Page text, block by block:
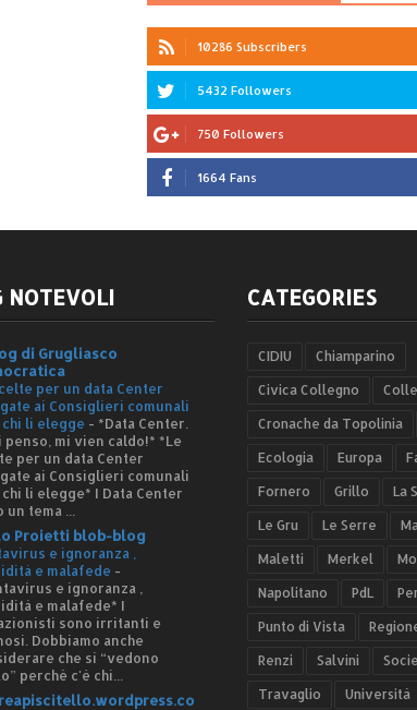
10286 Subscribers
5432 Followers
750 Followers
1664 Fans
NOTEVOLI
di Grugliasco
per un data Center
ai Consiglieri comunali
chi li elegge - *Data Center.
penso, mi vien caldo!* *Le
per un data Center
ai Consiglieri comunali
chi li elegge* I Data Center
un tema ...
Proietti blob-blog
e ignoranza ,
e malafede -
e ignoranza ,
e malafede* I
sono irritanti e
Dobbiamo anche
che si “vedono
perché c'è chi...
CATEGORIES
CIDIU Chiamparino
Civica Collegno
Cronache da Topolinia
Ecologia Europa
Fornero Grillo La
Le Gru Le Serre
Maletti Merkel
Napolitano PdL
Punto di Vista
Renzi Salvini
Travaglio Università